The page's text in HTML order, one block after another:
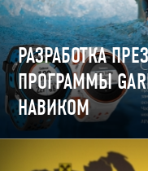
РАЗРАБОТКА
ПРОГРАММЫ
НАВИКОМ